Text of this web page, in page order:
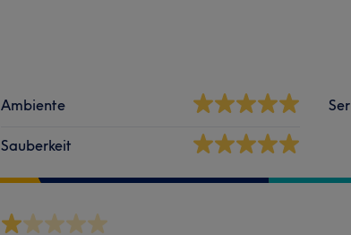
Ambiente
Sauberkeit